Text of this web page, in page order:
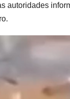
autoridades